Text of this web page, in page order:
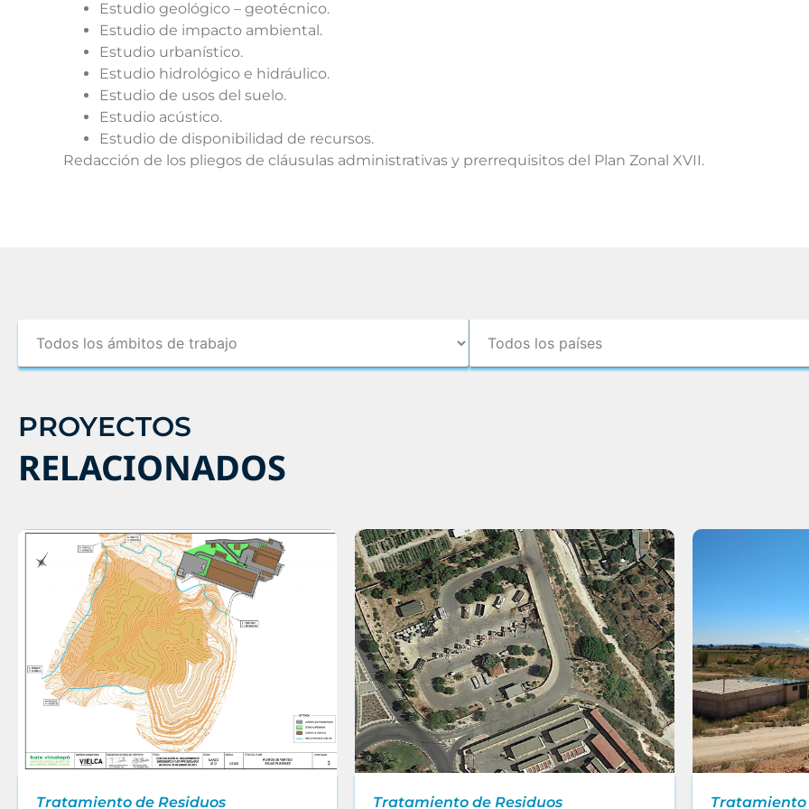
Estudio geológico – geotécnico.
Estudio de impacto ambiental.
Estudio urbanístico.
Estudio hidrológico e hidráulico.
Estudio de usos del suelo.
Estudio acústico.
Estudio de disponibilidad de recursos.
Redacción de los pliegos de cláusulas administrativas y prerrequisitos del Plan Zonal XVII.
PROYECTOS
RELACIONADOS
Tratamiento de Residuos Tratamiento de Residuos Tratamiento